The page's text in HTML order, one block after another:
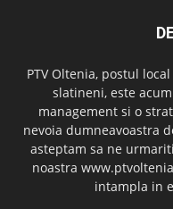
PTV Oltenia, postul
slatineni, este
management si o
nevoia dumneavoastra
asteptam sa ne
noastra
intampla in